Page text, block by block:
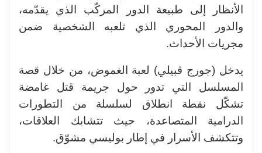
الأنظار إلى طبيعة الدور المركّب الذي يقدّمه،
والدور المحوري الذي تلعبه الشخصية ضمن
مجريات الأحداث.
يدخل (جورج قبيلي) لعبة الغموض، من خلال قصة
المسلسل التي تدور حول جريمة قتل غامضة
تشكّل نقطة انطلاق لسلسلة من التطورات
الدرامية المتصاعدة، حيث تتشابك العلاقات،
وتتكشف الأسرار في إطار بوليسي مشوّق.